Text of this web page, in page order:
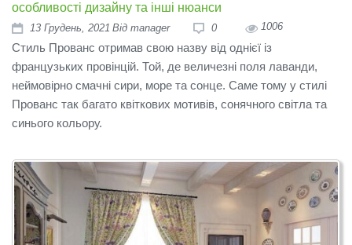
особливості дизайну та інші нюанси
13 Грудень, 2021 Від manager 0 1006
Стиль Прованс отримав свою назву від однієї із
французьких провінцій. Той, де величезні поля лаванди,
неймовірно смачні сири, море та сонце. Саме тому у стилі
Прованс так багато квіткових мотивів, сонячного світла та
синього кольору.